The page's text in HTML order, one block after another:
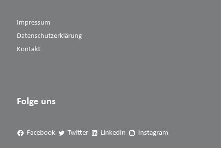
Impressum
Datenschutzerklärung
Kontakt
Folge uns
Facebook Twitter LinkedIn Instagram